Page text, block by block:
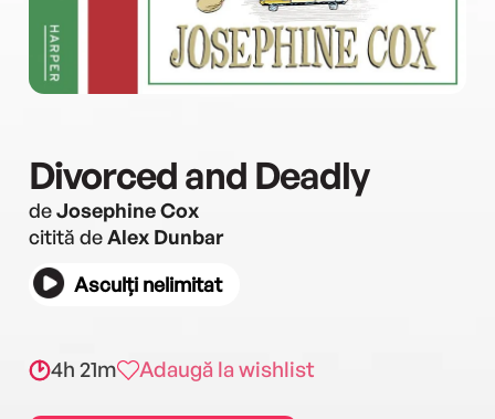
Divorced and Deadly
deJosephine Cox
citită deAlex Dunbar
Asculți nelimitat
4h 21m Adaugă la wishlist